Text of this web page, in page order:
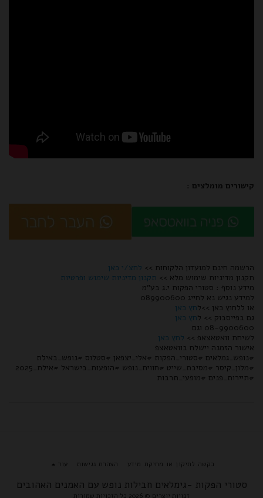
קישורים מומלצים :
הרשמה חינם למועדון הלקוחות >> לחצ/י כאן
תקנון מדיניות שימוש מלא >> תקנון מדיניות שימוש ופרטיות
מידע נוסף : סטורי הפקות י.ג בע"מ
למידע נגיש נא לחייג 089900600
או ללחוץ כאן >>לחץ כאן
גם בפייסבוק >> לחץ כאן
08-9900600 וגם
לשיחת וואטאצאפ >> לחץ כאן
אישור הזמנה יישלח בוואטאצפ
#נופש_גמלאים #סטורי_הפקות #אלי_יצפאן #סטלוס #נופש_באילת
#מלון_קיסר #מסיבת_שייט #חווית_נופש #הופעות_בישראל #אילת_2025
#תיירות_פנים #מופעי_תרבות
סטורי הפקות -גימלאים חבילות נופש עם האמנים האהובים
זכויות יוצרים © 2026 כל הזכויות שמורות
בקשה לתיקון או מחיקת מידע הצהרת נגישות עוד